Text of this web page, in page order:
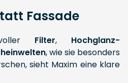
Fassade
Filter, Hochglanz-
, wie sie besonders
sieht Maxim eine klare